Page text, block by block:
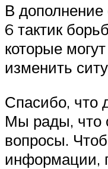
В дополнение
6 тактик
которые
изменить
Спасибо, что
Мы рады, что
вопросы.
информации,